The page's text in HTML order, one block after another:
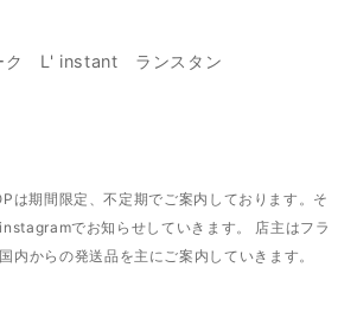
ク L' instant ランスタン
は期間限定、不定期でご案内しております。そ
でお知らせしていきます。 店主はフラ
内からの発送品を主にご案内していきます。